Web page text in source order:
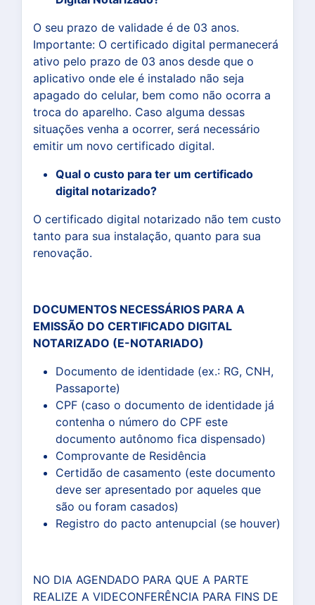
O seu prazo de validade é de 03 anos.
Importante: O certificado digital permanecerá
ativo pelo prazo de 03 anos desde que o
aplicativo onde ele é instalado não seja
apagado do celular, bem como não ocorra a
troca do aparelho. Caso alguma dessas
situações venha a ocorrer, será necessário
emitir um novo certificado digital.
Qual o custo para ter um certificado
digital notarizado?
O certificado digital notarizado não tem custo
tanto para sua instalação, quanto para sua
renovação.
DOCUMENTOS NECESSÁRIOS PARA A
EMISSÃO DO CERTIFICADO DIGITAL
NOTARIZADO (E-NOTARIADO)
Documento de identidade (ex.: RG, CNH,
Passaporte)
CPF (caso o documento de identidade já
contenha o número do CPF este
documento autônomo fica dispensado)
Comprovante de Residência
Certidão de casamento (este documento
deve ser apresentado por aqueles que
são ou foram casados)
Registro do pacto antenupcial (se houver)
NO DIA AGENDADO PARA QUE A PARTE
REALIZE A VIDECONFERÊNCIA PARA FINS DE